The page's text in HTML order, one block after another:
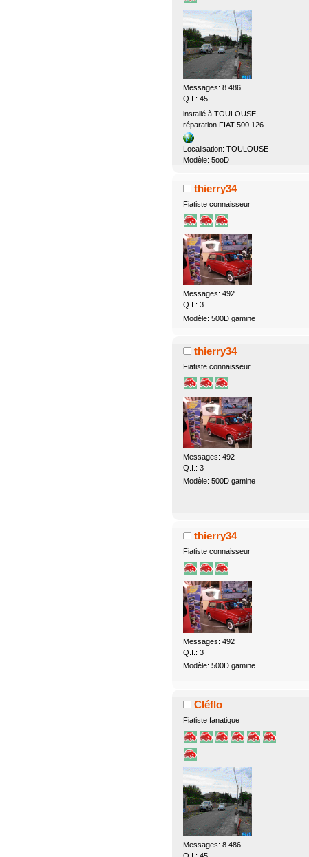
Messages: 8.486
Q.I.: 45
installé à TOULOUSE,
réparation FIAT 500 126
Localisation: TOULOUSE
Modèle: 5ooD
thierry34
Fiatiste connaisseur
Messages: 492
Q.I.: 3
Modèle: 500D gamine
thierry34
Fiatiste connaisseur
Messages: 492
Q.I.: 3
Modèle: 500D gamine
thierry34
Fiatiste connaisseur
Messages: 492
Q.I.: 3
Modèle: 500D gamine
Cléflo
Fiatiste fanatique
Messages: 8.486